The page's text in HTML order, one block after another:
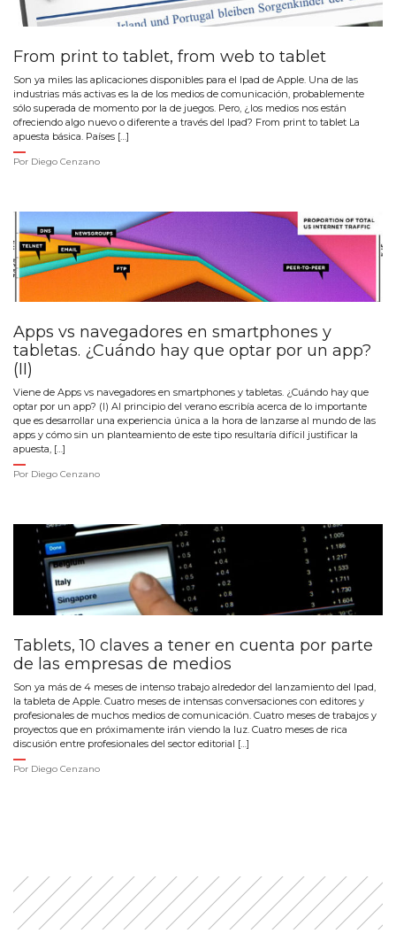
From print to tablet, from web to tablet
Son ya miles las aplicaciones disponibles para el Ipad de Apple. Una de las
industrias más activas es la de los medios de comunicación, probablemente
sólo superada de momento por la de juegos. Pero, ¿los medios nos están
ofreciendo algo nuevo o diferente a través del Ipad? From print to tablet La
apuesta básica. Países […]
Por Diego Cenzano
Apps vs navegadores en smartphones y
tabletas. ¿Cuándo hay que optar por un app?
(II)
Viene de Apps vs navegadores en smartphones y tabletas. ¿Cuándo hay que
optar por un app? (I) Al principio del verano escribía acerca de lo importante
que es desarrollar una experiencia única a la hora de lanzarse al mundo de las
apps y cómo sin un planteamiento de este tipo resultaría difícil justificar la
apuesta, […]
Por Diego Cenzano
Tablets, 10 claves a tener en cuenta por parte
de las empresas de medios
Son ya más de 4 meses de intenso trabajo alrededor del lanzamiento del Ipad,
la tableta de Apple. Cuatro meses de intensas conversaciones con editores y
profesionales de muchos medios de comunicación. Cuatro meses de trabajos y
proyectos que en próximamente irán viendo la luz. Cuatro meses de rica
discusión entre profesionales del sector editorial […]
Por Diego Cenzano